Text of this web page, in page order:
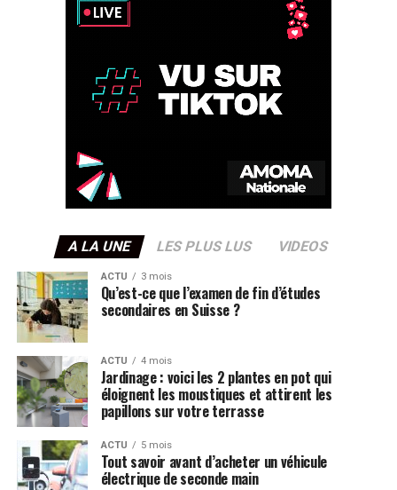
A LA UNE LES PLUS LUS VIDEOS
ACTU 3 mois
Qu’est-ce que l’examen de fin d’études
secondaires en Suisse ?
ACTU 4 mois
Jardinage : voici les 2 plantes en pot qui
éloignent les moustiques et attirent les
papillons sur votre terrasse
ACTU 5 mois
Tout savoir avant d’acheter un véhicule
électrique de seconde main